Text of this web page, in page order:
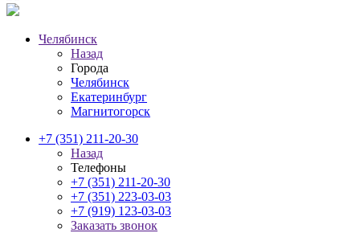
Челябинск
Назад
Города
Челябинск
Екатеринбург
Магнитогорск
+7 (351) 211-20-30
Назад
Телефоны
+7 (351) 211-20-30
+7 (351) 223-03-03
+7 (919) 123-03-03
Заказать звонок